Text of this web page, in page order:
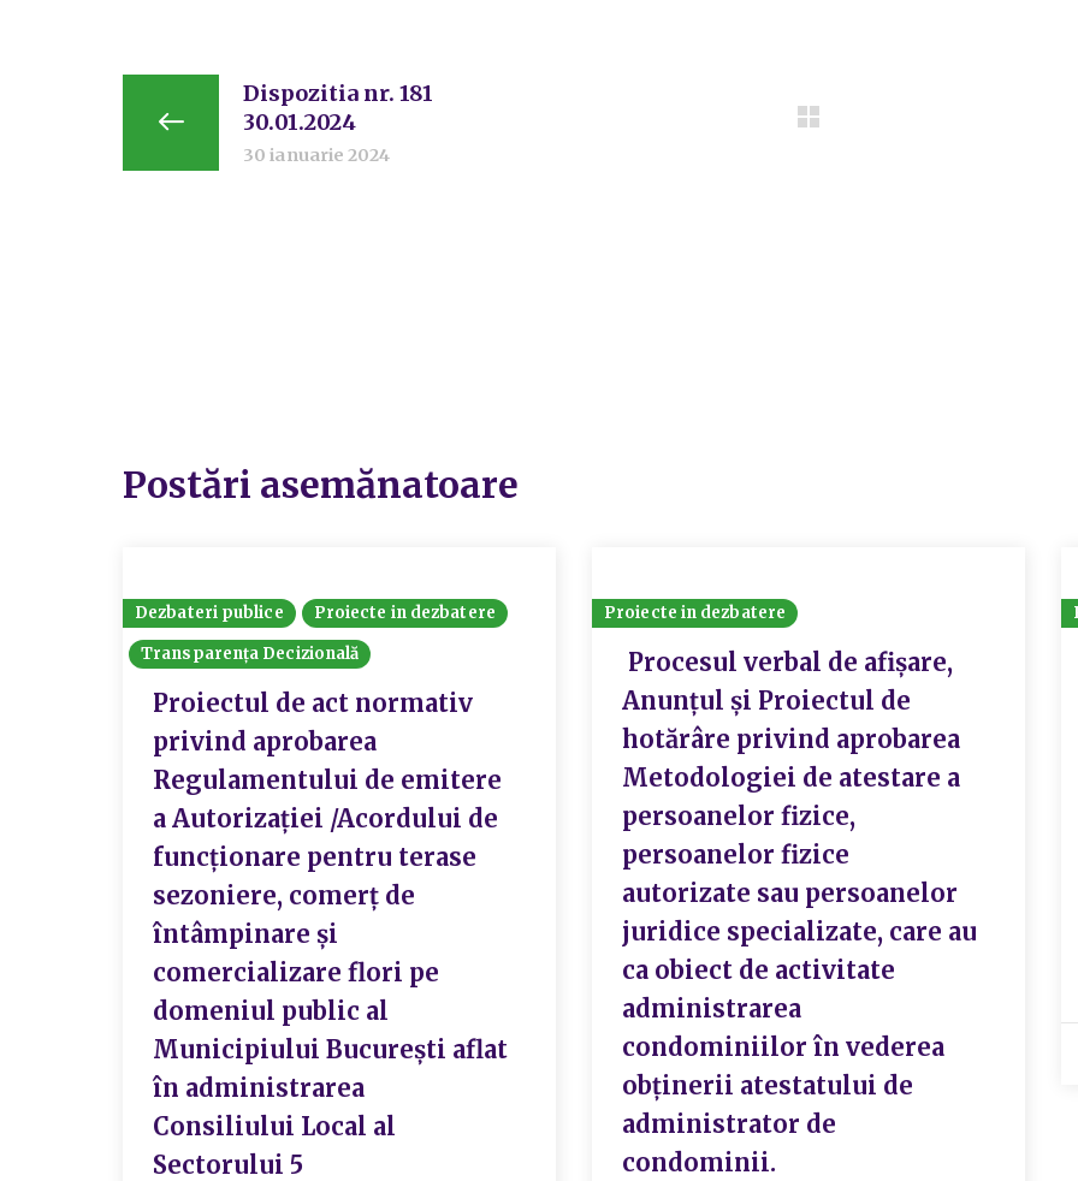
Dispozitia nr. 181
30.01.2024
30 ianuarie 2024
Postări asemănatoare
Dezbateri publice
Proiecte in dezbatere
Transparența Decizională
Proiectul de act normativ
privind aprobarea
Regulamentului de emitere
a Autorizației /Acordului de
funcționare pentru terase
sezoniere, comerț de
întâmpinare și
comercializare flori pe
domeniul public al
Municipiului București aflat
în administrarea
Consiliului Local al
Sectorului 5
Proiecte in dezbatere
Procesul verbal de afișare,
Anunțul și Proiectul de
hotărâre privind aprobarea
Metodologiei de atestare a
persoanelor fizice,
persoanelor fizice
autorizate sau persoanelor
juridice specializate, care au
ca obiect de activitate
administrarea
condominiilor în vederea
obținerii atestatului de
administrator de
condominii.